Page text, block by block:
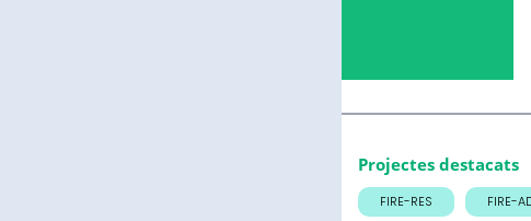
Projectes destacats
FIRE-RES FIRE-